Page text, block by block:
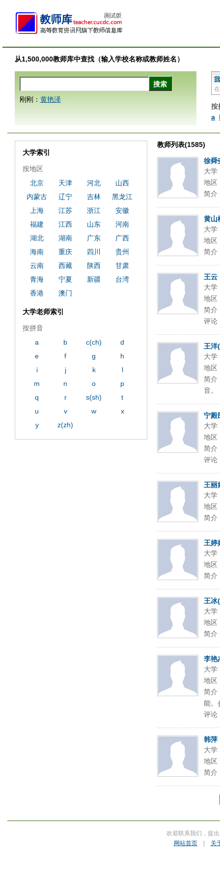
从1,500,000教师库中查找（输入学校名称或教师姓名）
按
a
刚刚： 黄艳泽
教师列表(1585)
徐舜
大学
地区
简介
黄山
大学
地区
简介
王云
大学
地区
简介
评论
王洋
大学
地区
简介
音。
宁殿
大学
地区
简介
评论
王丽
大学
地区
简介
王婷
大学
地区
简介
王冰
大学
地区
简介
李艳
大学
地区
简介
能。
评论
韩萍
大学
地区
简介
大学索引
按地区
北京
天津 河北
山西
内蒙古
辽宁 吉林
黑龙江
上海
江苏 浙江
安徽
福建
江西 山东
河南
湖北
湖南 广东
广西
海南
重庆 四川
贵州
云南
西藏 陕西
甘肃
青海
宁夏 新疆
台湾
香港
澳门
大学老师索引
按拼音
a
b c(ch)
d
e
f g
h
i
j k
l
m
n o
p
q
r s(sh)
t
u
v w
x
y
z(zh)
欢迎联系我们，提
网站首页| 关